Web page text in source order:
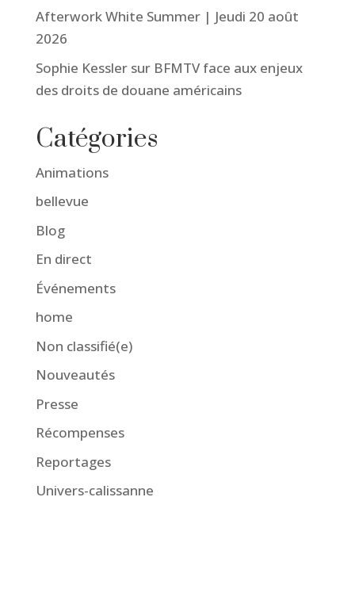
Afterwork White Summer | Jeudi 20 août
2026
Sophie Kessler sur BFMTV face aux enjeux
des droits de douane américains
Catégories
Animations
bellevue
Blog
En direct
Événements
home
Non classifié(e)
Nouveautés
Presse
Récompenses
Reportages
Univers-calissanne